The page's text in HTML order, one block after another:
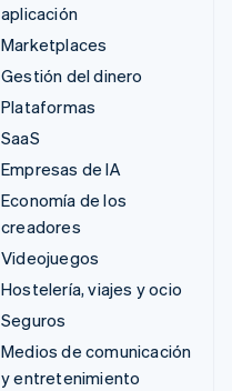
aplicación
Marketplaces
Gestión del dinero
Plataformas
SaaS
Empresas de IA
Economía de los
creadores
Videojuegos
Hostelería, viajes y ocio
Seguros
Medios de comunicación
y entretenimiento